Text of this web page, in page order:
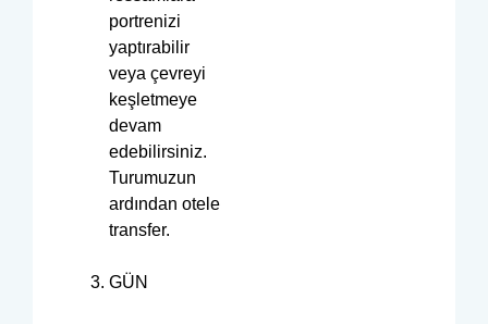
portrenizi
yaptırabilir
veya çevreyi
keşletmeye
devam
edebilirsiniz.
Turumuzun
ardından otele
transfer.
GÜN